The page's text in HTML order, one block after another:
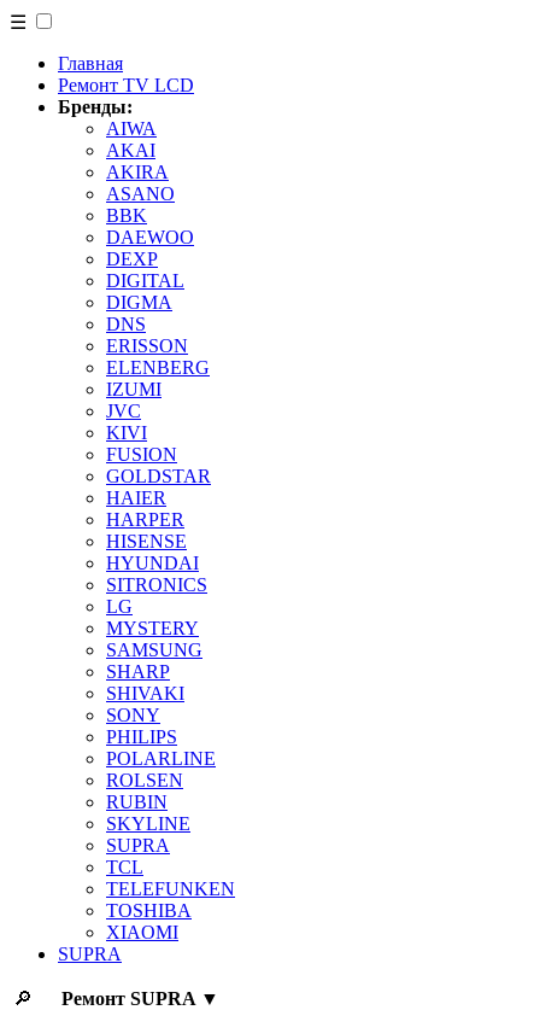
☰
Главная
Ремонт TV LCD
Бренды:
AIWA
AKAI
AKIRA
ASANO
BBK
DAEWOO
DEXP
DIGITAL
DIGMA
DNS
ERISSON
ELENBERG
IZUMI
JVC
KIVI
FUSION
GOLDSTAR
HAIER
HARPER
HISENSE
HYUNDAI
SITRONICS
LG
MYSTERY
SAMSUNG
SHARP
SHIVAKI
SONY
PHILIPS
POLARLINE
ROLSEN
RUBIN
SKYLINE
SUPRA
TCL
TELEFUNKEN
TOSHIBA
XIAOMI
SUPRA
🔎 Ремонт SUPRA ▼